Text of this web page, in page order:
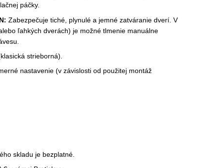
páčky.
Zabezpečuje tiché, plynulé a jemné zatváranie dverí. V
ľahkých dverách) je možné tlmenie manuálne
strieborná).
nastavenie (v závislosti od použitej montáž
skladu je bezplatné.